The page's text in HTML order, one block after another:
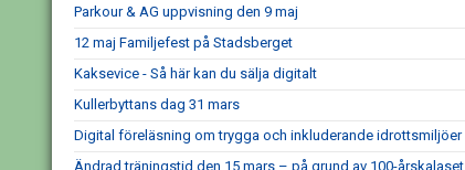
Parkour & AG uppvisning den 9 maj
12 maj Familjefest på Stadsberget
Kaksevice - Så här kan du sälja digitalt
Kullerbyttans dag 31 mars
Digital föreläsning om trygga och inkluderande idrottsmiljöer
Ändrad träningstid den 15 mars – på grund av 100-årskalaset